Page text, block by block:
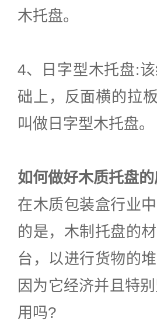
木托盘。
4、日字型木托盘:
础上，反面横的拉
叫做日字型木托盘。
如何做好木质托盘的
在木质包装盒行业
的是，木制托盘的
台，以进行货物的
因为它经济并且特
用吗?